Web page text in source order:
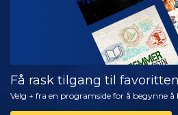
Få rask tilgang til
Velg + fra en programside for å begynne